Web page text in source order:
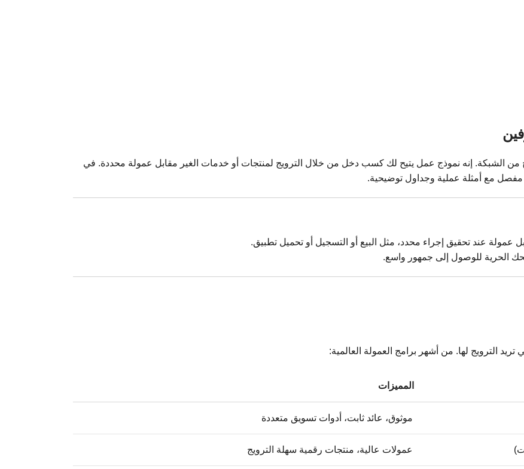
من الشبكة. إنه نموذج عمل يتيح لك كسب دخل من خلال الترويج لمنتجات أو خدمات الغير مقابل عمولة محددة. في
مع أمثلة عملية وجداول توضيحية.
عمولة عند تحقيق إجراء محدد، مثل البيع أو التسجيل أو تحميل تطبيق.
الحرية للوصول إلى جمهور واسع.
الترويج لها. من أشهر برامج العمولة العالمية:
المميزات
موثوق، عائد ثابت، أدوات تسويق متعددة
عمولات عالية، منتجات رقمية سهلة الترويج